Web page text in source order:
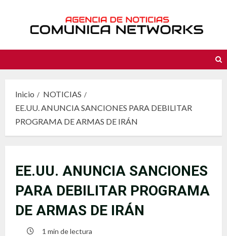
contenido
Inicio
NOTICIAS
EE.UU. ANUNCIA SANCIONES PARA DEBILITAR
PROGRAMA DE ARMAS DE IRÁN
EE.UU. ANUNCIA SANCIONES
PARA DEBILITAR PROGRAMA
DE ARMAS DE IRÁN
1 min de lectura